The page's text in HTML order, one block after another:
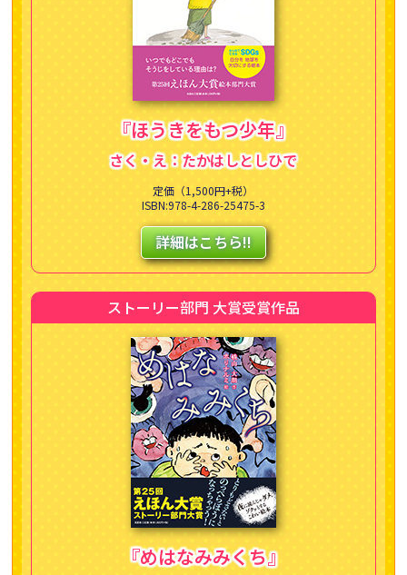
『ほうきをもつ少年』
さく・え：たかはしとしひで
定価（1,500円+税）
ISBN:978-4-286-25475-3
詳細はこちら!!
ストーリー部門 大賞受賞作品
『めはなみみくち』